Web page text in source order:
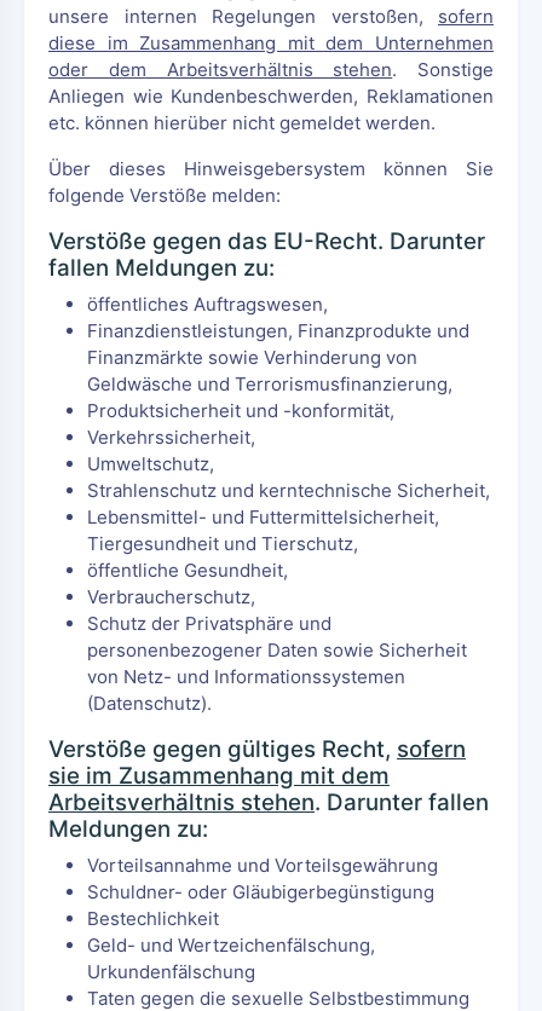
unsere internen Regelungen verstoßen, sofern
diese im Zusammenhang mit dem Unternehmen
oder dem Arbeitsverhältnis stehen. Sonstige
Anliegen wie Kundenbeschwerden, Reklamationen
etc. können hierüber nicht gemeldet werden.
Über dieses Hinweisgebersystem können Sie
folgende Verstöße melden:
Verstöße gegen das EU-Recht. Darunter
fallen Meldungen zu:
öffentliches Auftragswesen,
Finanzdienstleistungen, Finanzprodukte und
Finanzmärkte sowie Verhinderung von
Geldwäsche und Terrorismusfinanzierung,
Produktsicherheit und -konformität,
Verkehrssicherheit,
Umweltschutz,
Strahlenschutz und kerntechnische Sicherheit,
Lebensmittel- und Futtermittelsicherheit,
Tiergesundheit und Tierschutz,
öffentliche Gesundheit,
Verbraucherschutz,
Schutz der Privatsphäre und
personenbezogener Daten sowie Sicherheit
von Netz- und Informationssystemen
(Datenschutz).
Verstöße gegen gültiges Recht, sofern
sie im Zusammenhang mit dem
Arbeitsverhältnis stehen. Darunter fallen
Meldungen zu:
Vorteilsannahme und Vorteilsgewährung
Schuldner- oder Gläubigerbegünstigung
Bestechlichkeit
Geld- und Wertzeichenfälschung,
Urkundenfälschung
Taten gegen die sexuelle Selbstbestimmung